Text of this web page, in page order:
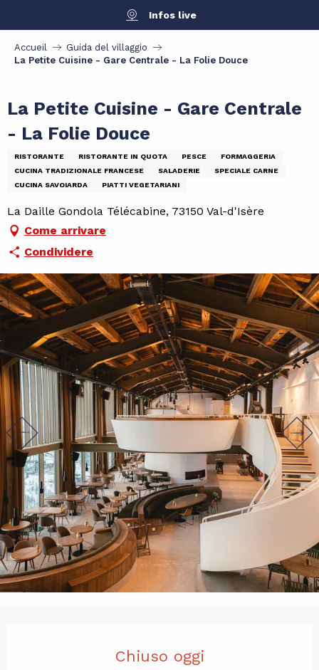
contenu
principal
Infos live
Accueil
Guida del villaggio
La Petite Cuisine - Gare Centrale - La Folie Douce
La Petite Cuisine - Gare Centrale
- La Folie Douce
RISTORANTE RISTORANTE IN QUOTA PESCE
FORMAGGERIA
CUCINA TRADIZIONALE FRANCESE
SALADERIE
SPECIALE CARNE
CUCINA SAVOIARDA
PIATTI VEGETARIANI
La Daille Gondola Télécabine, 73150 Val-d'Isère
Come arrivare
Condividere
Chiuso oggi